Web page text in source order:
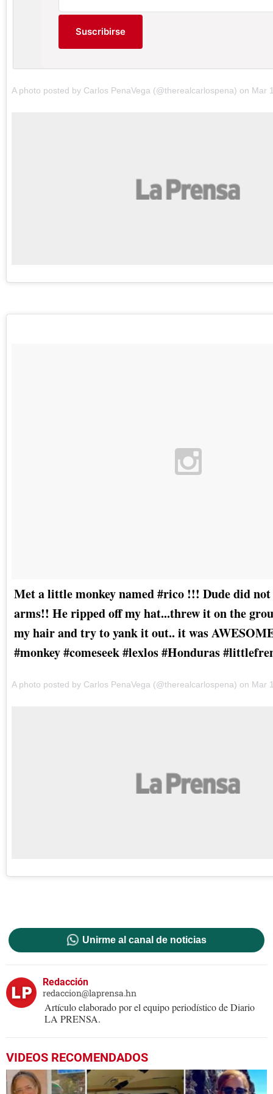
Suscribirse
A photo posted by Carlos PenaVega (@therealcarlospena) on Mar
Met a little monkey named #rico !!! Dude did not
arms!! He ripped off my hat...threw it on the
my hair and try to yank it out.. it was
#monkey #comeseek #lexlos #Honduras
A photo posted by Carlos PenaVega (@therealcarlospena) on Mar
Unirme al canal de noticias
Redacción
redaccion@laprensa.hn
Artículo elaborado por el equipo periodístico de Diario
LA PRENSA.
VIDEOS RECOMENDADOS